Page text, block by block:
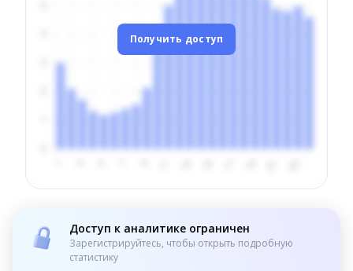
Получить доступ
Доступ к аналитике ограничен
Зарегистрируйтесь, чтобы открыть подробную
статистику